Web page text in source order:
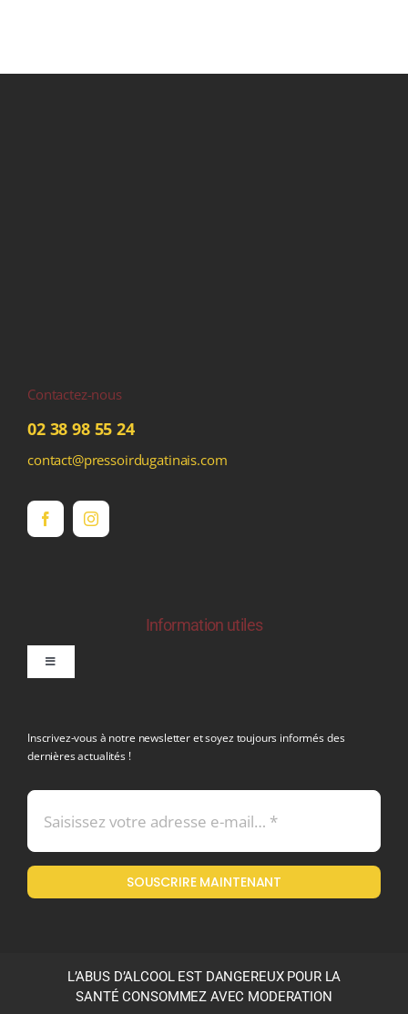
Contactez-nous
02 38 98 55 24
contact@pressoirdugatinais.com
Information utiles
Toggle
Mentions légales
Politique en matière de remboursements et de retours
Inscrivez-vous à notre newsletter et soyez toujours informés des
dernières actualités !
SOUSCRIRE MAINTENANT
L’ABUS D’ALCOOL EST DANGEREUX POUR LA
SANTÉ CONSOMMEZ AVEC MODERATION